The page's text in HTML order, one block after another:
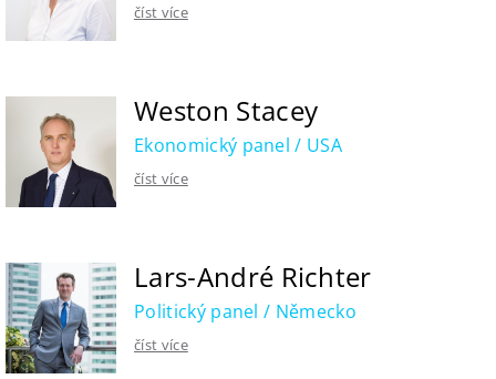
číst více
Weston Stacey
Ekonomický panel / USA
číst více
Lars-André Richter
Politický panel / Německo
číst více